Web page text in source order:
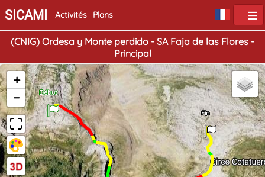
SICAMI Activités Plans
(CNIG) Ordesa y Monte perdido - SA Faja de las Flores -
Principal
Début
Fin
+
−